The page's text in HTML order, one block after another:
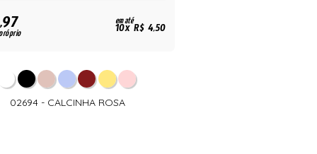
em até
10x R$ 4,50
02694 - CALCINHA ROSA